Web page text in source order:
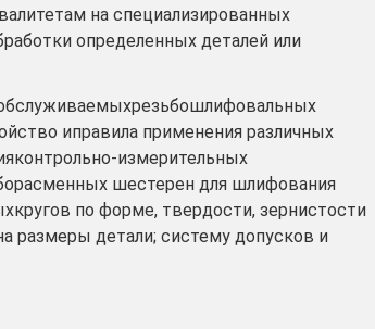
на специализированных
определенных деталей или
иправила применения различных
измерительных
шестерен для шлифования
по форме, твердости, зернистости
размеры детали; систему допусков и